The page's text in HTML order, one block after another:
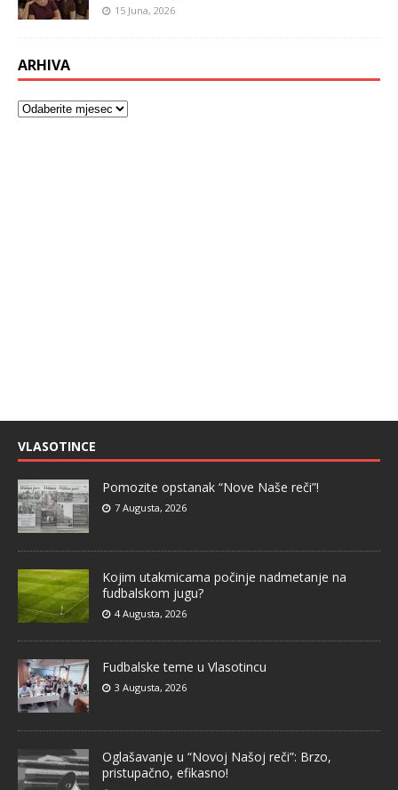
15 Juna, 2026
ARHIVA
VLASOTINCE
Pomozite opstanak “Nove Naše reči”!
7 Augusta, 2026
Kojim utakmicama počinje nadmetanje na
fudbalskom jugu?
4 Augusta, 2026
Fudbalske teme u Vlasotincu
3 Augusta, 2026
Oglašavanje u “Novoj Našoj reči”: Brzo,
pristupačno, efikasno!